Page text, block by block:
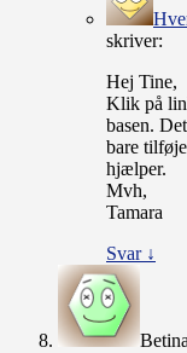
skriver:
Hej Tine,
Klik på
basen.
bare
hjælper.
Mvh,
Tamara
Svar ↓